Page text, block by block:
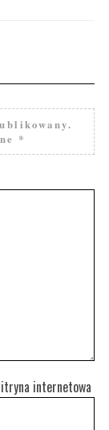
*
internetowa